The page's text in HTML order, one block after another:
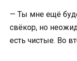
— Ты мне ещё
свёкор, но
есть чистые. Во